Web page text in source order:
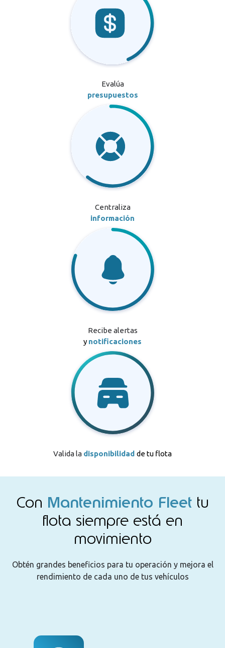
Evalúa
presupuestos
Centraliza
información
Recibe alertas
y notificaciones
Valida la disponibilidad de tu flota
Con Mantenimiento Fleettu
flota siempre está en
movimiento
Obtén grandes beneficios para tu operación y mejora el
rendimiento de cada uno de tus vehículos